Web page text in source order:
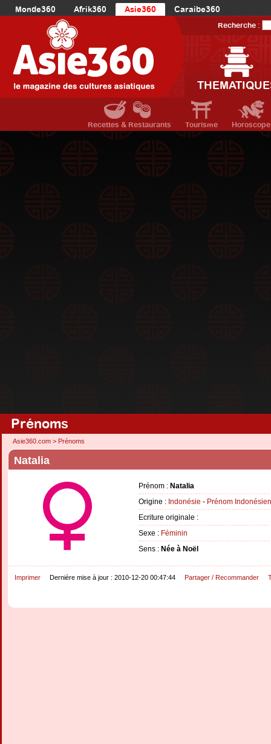
Monde360 Afrik360 Asie360
Caraibe360
Europe360
AmériqueDuNord360
Océanie360
Recherche :
Recettes & Restaurants Tourisme Horoscope
Prénoms
Asie360.com > Prénoms
Natalia
Prénom : Natalia
Origine : Indonésie - Prénom Indonésien
Ecriture originale :
Sexe : Féminin
Sens : Née à Noël
Imprimer Dernière mise à jour : 2010-12-20 00:47:44 Partager / Recommander